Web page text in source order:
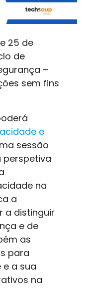
25 de
de
–
sem fins
e
sessão
perspetiva
na
a
a distinguir
e de
as
para
a sua
na